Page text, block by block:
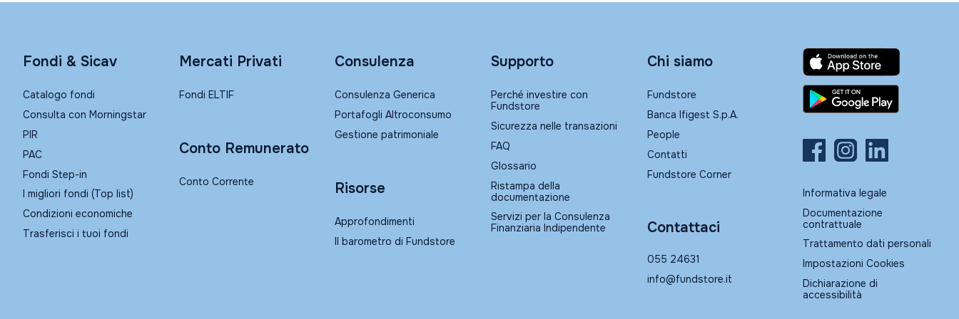
Fondi & Sicav
Catalogo fondi
Consulta con Morningstar
PIR
PAC
Fondi Step-in
I migliori fondi (Top list)
Condizioni economiche
Trasferisci i tuoi fondi
Mercati Privati
Fondi ELTIF
Conto Remunerato
Conto Corrente
Consulenza
Consulenza Generica
Portafogli Altroconsumo
Gestione patrimoniale
Risorse
Approfondimenti
Il barometro di Fundstore
Supporto
Perché investire con
Fundstore
Sicurezza nelle transazioni
FAQ
Glossario
Ristampa della
documentazione
Servizi per la Consulenza
Finanziaria Indipendente
Chi siamo
Fundstore
Banca Ifigest S.p.A.
People
Contatti
Fundstore Corner
Contattaci
055 24631
info@fundstore.it
Informativa legale
Documentazione
contrattuale
Trattamento dati personali
Impostazioni Cookies
Dichiarazione di
accessibilità